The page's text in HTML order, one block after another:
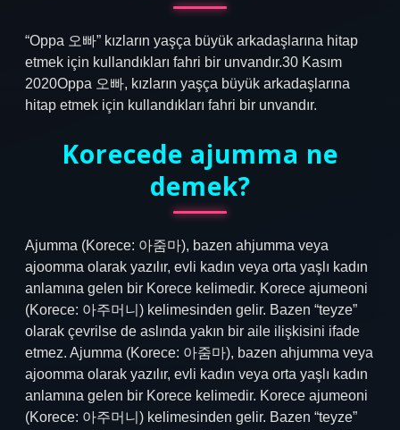
“Oppa 오빠” kızların yaşça büyük arkadaşlarına hitap
etmek için kullandıkları fahri bir unvandır.30 Kasım
2020Oppa 오빠, kızların yaşça büyük arkadaşlarına
hitap etmek için kullandıkları fahri bir unvandır.
Korecede ajumma ne
demek?
Ajumma (Korece: 아줌마), bazen ahjumma veya
ajoomma olarak yazılır, evli kadın veya orta yaşlı kadın
anlamına gelen bir Korece kelimedir. Korece ajumeoni
(Korece: 아주머니) kelimesinden gelir. Bazen “teyze”
olarak çevrilse de aslında yakın bir aile ilişkisini ifade
etmez. Ajumma (Korece: 아줌마), bazen ahjumma veya
ajoomma olarak yazılır, evli kadın veya orta yaşlı kadın
anlamına gelen bir Korece kelimedir. Korece ajumeoni
(Korece: 아주머니) kelimesinden gelir. Bazen “teyze”